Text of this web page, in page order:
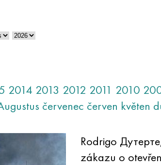
2014 2013 2012 2011 2010
červenec červen květen
Rodrigo
zákazu o